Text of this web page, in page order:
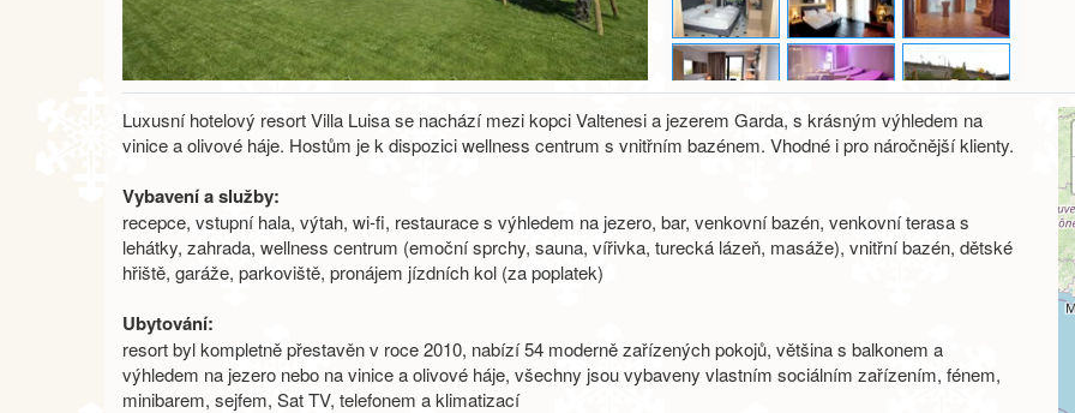
Luxusní hotelový resort Villa Luisa se nachází mezi kopci Valtenesi a jezerem Garda, s krásným výhledem na
vinice a olivové háje. Hostům je k dispozici wellness centrum s vnitřním bazénem. Vhodné i pro náročnější klienty.
Vybavení a služby:
recepce, vstupní hala, výtah, wi-fi, restaurace s výhledem na jezero, bar, venkovní bazén, venkovní terasa s
lehátky, zahrada, wellness centrum (emoční sprchy, sauna, vířivka, turecká lázeň, masáže), vnitřní bazén, dětské
hřiště, garáže, parkoviště, pronájem jízdních kol (za poplatek)
Ubytování:
resort byl kompletně přestavěn v roce 2010, nabízí 54 moderně zařízených pokojů, většina s balkonem a
výhledem na jezero nebo na vinice a olivové háje, všechny jsou vybaveny vlastním sociálním zařízením, fénem,
minibarem, sejfem, Sat TV, telefonem a klimatizací